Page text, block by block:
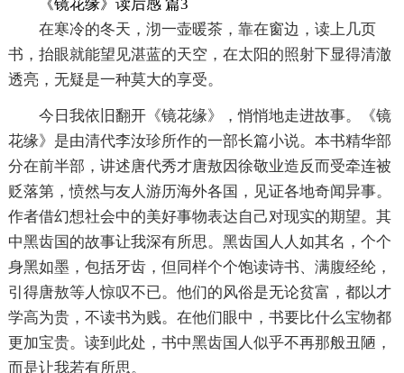
《镜花缘》读后感 篇3
在寒冷的冬天，沏一壶暖茶，靠在窗边，读上几页
书，抬眼就能望见湛蓝的天空，在太阳的照射下显得清澈
透亮，无疑是一种莫大的享受。
今日我依旧翻开《镜花缘》，悄悄地走进故事。《镜
花缘》是由清代李汝珍所作的一部长篇小说。本书精华部
分在前半部，讲述唐代秀才唐敖因徐敬业造反而受牵连被
贬落第，愤然与友人游历海外各国，见证各地奇闻异事。
作者借幻想社会中的美好事物表达自己对现实的期望。其
中黑齿国的故事让我深有所思。黑齿国人人如其名，个个
身黑如墨，包括牙齿，但同样个个饱读诗书、满腹经纶，
引得唐敖等人惊叹不已。他们的风俗是无论贫富，都以才
学高为贵，不读书为贱。在他们眼中，书要比什么宝物都
更加宝贵。读到此处，书中黑齿国人似乎不再那般丑陋，
而是让我若有所思。